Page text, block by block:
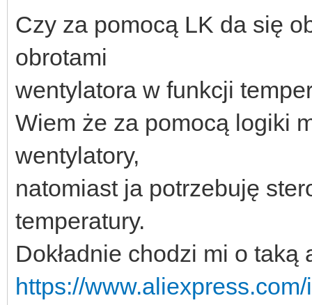
Czy za pomocą LK da się
obrotami
wentylatora w funkcji
Wiem że za pomocą logiki
wentylatory,
natomiast ja potrzebuję
temperatury.
Dokładnie chodzi mi o taką
https://